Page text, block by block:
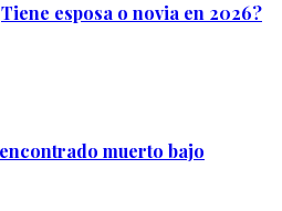
esposa o novia en 2026?
muerto bajo